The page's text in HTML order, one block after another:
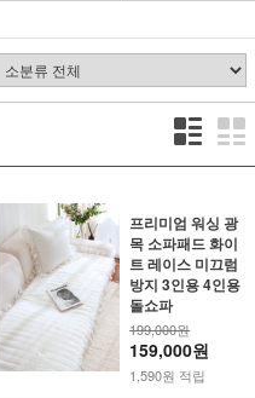
프리미엄 워싱 광
목 소파패드 화이
트 레이스 미끄럼
방지 3인용 4인용
돌쇼파
199,000원
159,000원
1,590원 적립